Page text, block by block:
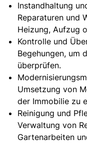
Instandhaltung
Reparaturen und
Heizung, Aufzug
Kontrolle und
Begehungen, um
überprüfen.
Umsetzung von
der Immobilie zu
Reinigung und
Verwaltung von
Gartenarbeiten